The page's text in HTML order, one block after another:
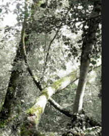
x 60 cm, 2014